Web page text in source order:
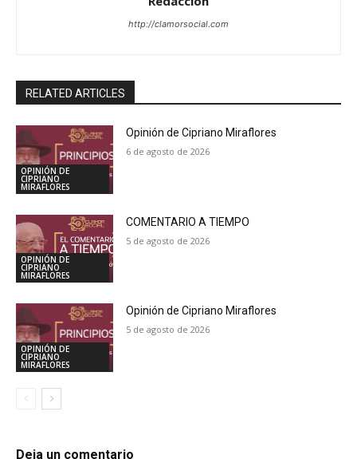
http://clamorsocial.com
RELATED ARTICLES
OPINIÓN DE
CIPRIANO
MIRAFLORES
Opinión de Cipriano Miraflores
6 de agosto de 2026
OPINIÓN DE
CIPRIANO
MIRAFLORES
COMENTARIO A TIEMPO
5 de agosto de 2026
OPINIÓN DE
CIPRIANO
MIRAFLORES
Opinión de Cipriano Miraflores
5 de agosto de 2026
Deja un comentario